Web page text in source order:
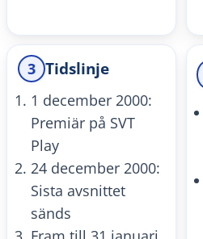
3 Tidslinje
1 december 2000:
Premiär på SVT
Play
24 december 2000:
Sista avsnittet
sänds